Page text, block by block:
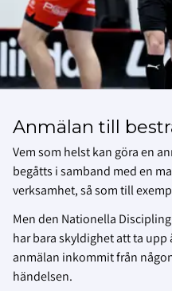
Anmälan till
Vem som helst kan göra en
begåtts i samband med en
verksamhet, så som till
Men den Nationella
har bara skyldighet att ta
anmälan inkommit från
händelsen.